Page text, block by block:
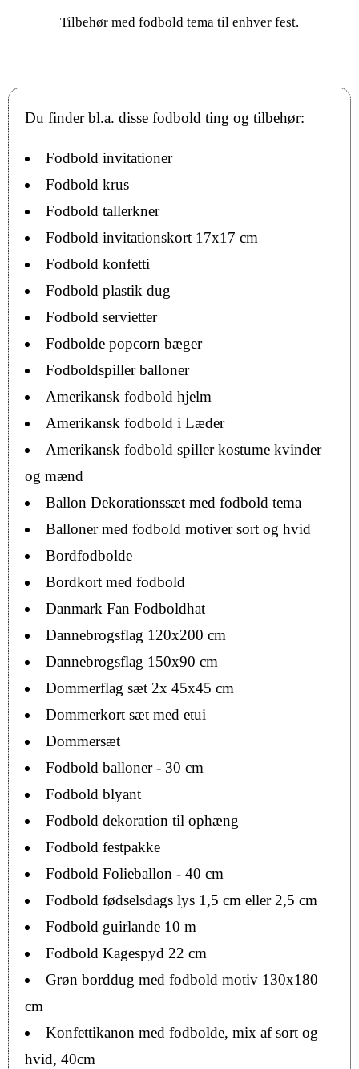
Tilbehør med fodbold tema til enhver fest.
Du finder bl.a. disse fodbold ting og tilbehør:
Fodbold invitationer
Fodbold krus
Fodbold tallerkner
Fodbold invitationskort 17x17 cm
Fodbold konfetti
Fodbold plastik dug
Fodbold servietter
Fodbolde popcorn bæger
Fodboldspiller balloner
Amerikansk fodbold hjelm
Amerikansk fodbold i Læder
Amerikansk fodbold spiller kostume kvinder
og mænd
Ballon Dekorationssæt med fodbold tema
Balloner med fodbold motiver sort og hvid
Bordfodbolde
Bordkort med fodbold
Danmark Fan Fodboldhat
Dannebrogsflag 120x200 cm
Dannebrogsflag 150x90 cm
Dommerflag sæt 2x 45x45 cm
Dommerkort sæt med etui
Dommersæt
Fodbold balloner - 30 cm
Fodbold blyant
Fodbold dekoration til ophæng
Fodbold festpakke
Fodbold Folieballon - 40 cm
Fodbold fødselsdags lys 1,5 cm eller 2,5 cm
Fodbold guirlande 10 m
Fodbold Kagespyd 22 cm
Grøn borddug med fodbold motiv 130x180
cm
Konfettikanon med fodbolde, mix af sort og
hvid, 40cm